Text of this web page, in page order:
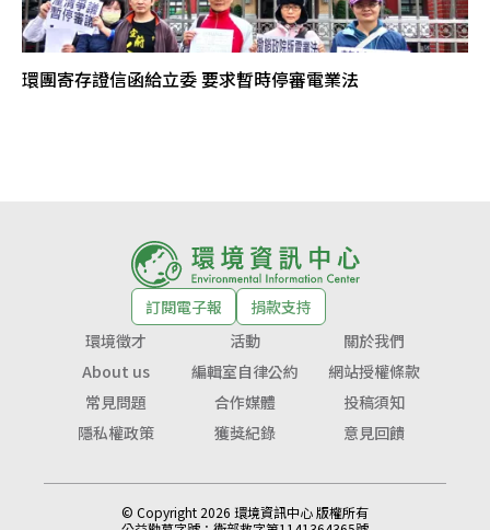
環團寄存證信函給立委 要求暫時停審電業法
訂閱電子報
捐款支持
環境徵才
活動
關於我們
About us
編輯室自律公約
網站授權條款
常見問題
合作媒體
投稿須知
隱私權政策
獲獎紀錄 意見回饋
© Copyright 2026 環境資訊中心 版權所有